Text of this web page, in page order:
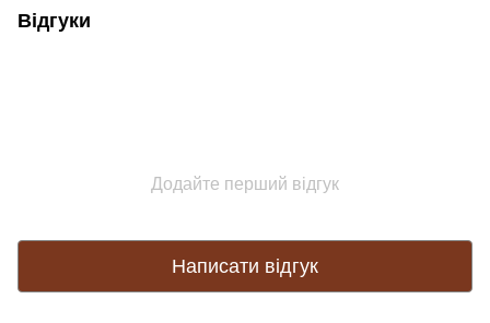
Відгуки
Додайте перший відгук
Написати відгук